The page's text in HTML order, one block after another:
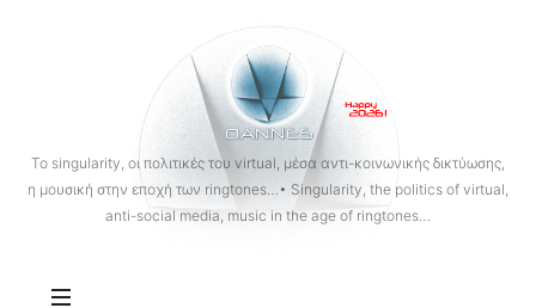
OANNES
To singularity, οι πολιτικές του virtual, μέσα αντι-κοινωνικής δικτύωσης,
η μουσική στην εποχή των ringtones…• Singularity, the politics of virtual,
anti-social media, music in the age of ringtones…